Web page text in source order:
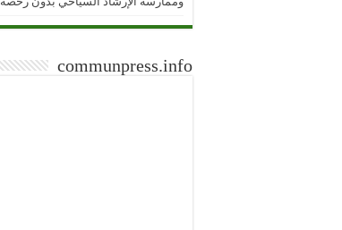
communpress.info